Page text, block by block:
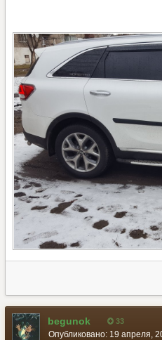
begunok 33
Опубликовано: 19 апреля,